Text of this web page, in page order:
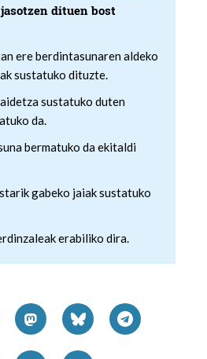
dituen bost
ere berdintasunaren aldeko
sustatuko dituzte.
sustatuko duten
da.
bermatuko da ekitaldi
gabeko jaiak sustatuko
erabiliko dira.